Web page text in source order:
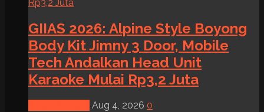
GIIAS 2026: Alpine Style Boyong
Body Kit Jimny 3 Door, Mobile
Tech Andalkan Head Unit
Karaoke Mulai Rp3,2 Juta
Aug 4, 2026 0